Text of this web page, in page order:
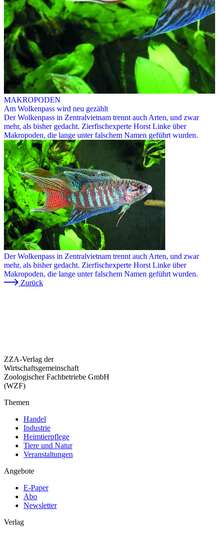
MAKROPODEN
Am Wolkenpass wird neu gezählt
Der Wolkenpass in Zentralvietnam trennt auch Arten, und zwar
mehr, als bisher gedacht. Zierfischexperte Horst Linke über
Makropoden, die lange unter falschem Namen geführt wurden.
Der Wolkenpass in Zentralvietnam trennt auch Arten, und zwar
mehr, als bisher gedacht. Zierfischexperte Horst Linke über
Makropoden, die lange unter falschem Namen geführt wurden.
Zurück
ZZA-Verlag der
Wirtschaftsgemeinschaft
Zoologischer Fachbetriebe GmbH
(WZF)
Themen
Handel
Industrie
Heimtierpflege
Tiere und Natur
Veranstaltungen
Angebote
E-Paper
Abo
Newsletter
Verlag